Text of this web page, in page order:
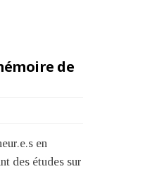
de
en
des études sur